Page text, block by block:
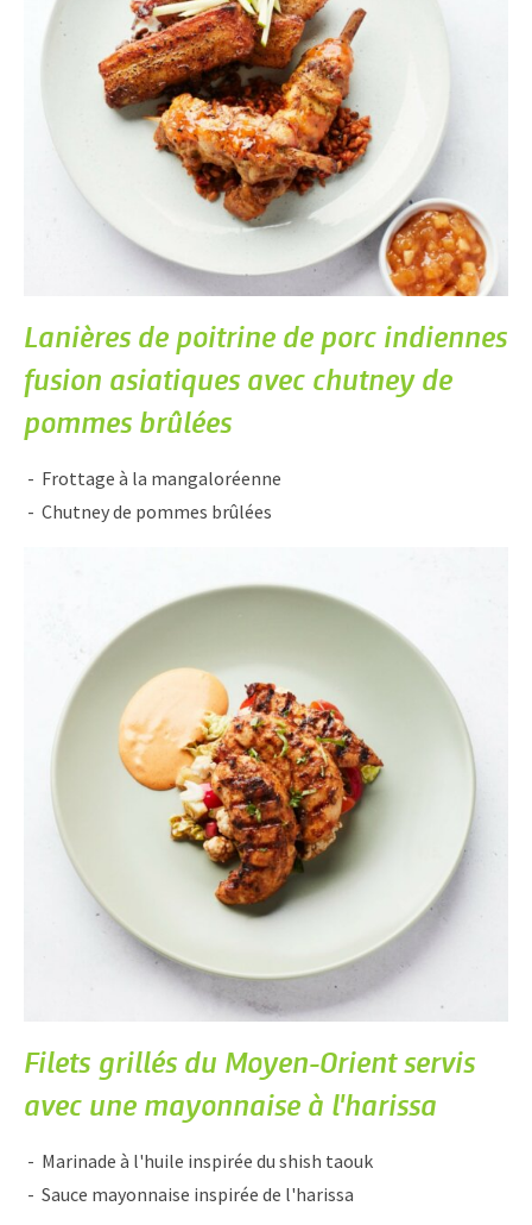
Lanières de poitrine de porc indiennes
fusion asiatiques avec chutney de
pommes brûlées
Frottage à la mangaloréenne
Chutney de pommes brûlées
Filets grillés du Moyen-Orient servis
avec une mayonnaise à l'harissa
Marinade à l'huile inspirée du shish taouk
Sauce mayonnaise inspirée de l'harissa